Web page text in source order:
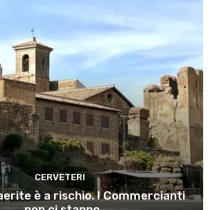
CERVETERI
è a rischio. I Commercianti